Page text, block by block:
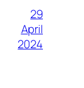
29
April
2024